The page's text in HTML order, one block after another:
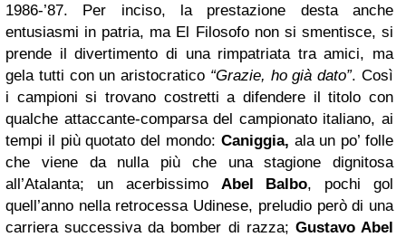
1986-’87. Per inciso, la prestazione desta anche
entusiasmi in patria, ma El Filosofo non si smentisce, si
prende il divertimento di una rimpatriata tra amici, ma
gela tutti con un aristocratico “Grazie, ho già dato”. Così
i campioni si trovano costretti a difendere il titolo con
qualche attaccante-comparsa del campionato italiano, ai
tempi il più quotato del mondo: Caniggia, ala un po’ folle
che viene da nulla più che una stagione dignitosa
all’Atalanta; un acerbissimo Abel Balbo, pochi gol
quell’anno nella retrocessa Udinese, preludio però di una
carriera successiva da bomber di razza; Gustavo Abel